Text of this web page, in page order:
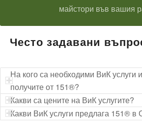
майстори във вашия
Често задавани
На кого са необходими ВиК услуги
получите от 151®?
Какви са цените на ВиК услугите?
Какви ВиК услуги предлага 151® в